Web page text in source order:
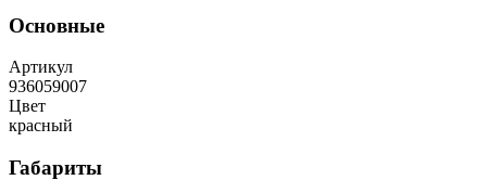
Основные
Артикул
936059007
Цвет
красный
Габариты